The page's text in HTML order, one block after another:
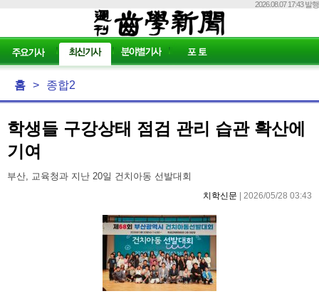
2026.08.07 17:43 발행
홈 > 종합2
학생들 구강상태 점검 관리 습관 확산에
기여
부산, 교육청과 지난 20일 건치아동 선발대회
치학신문 | 2026/05/28 03:43